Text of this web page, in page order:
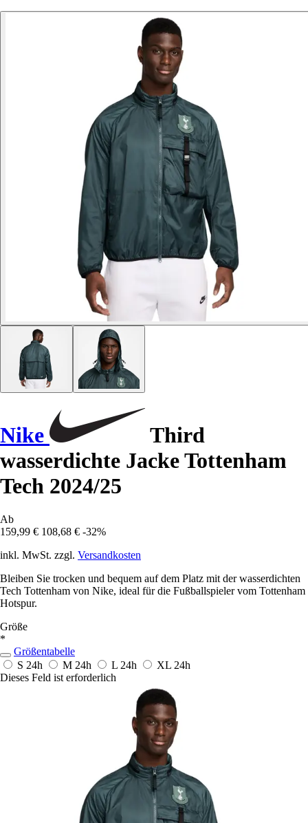
Nike
Third
wasserdichte Jacke Tottenham
Tech 2024/25
Ab
159,99 € 108,68 € -32%
inkl. MwSt. zzgl. Versandkosten
Bleiben Sie trocken und bequem auf dem Platz mit der wasserdichten
Tech Tottenham von Nike, ideal für die Fußballspieler vom Tottenham
Hotspur.
Größe
*
Größentabelle
S 24h M 24h L 24h XL 24h
Dieses Feld ist erforderlich